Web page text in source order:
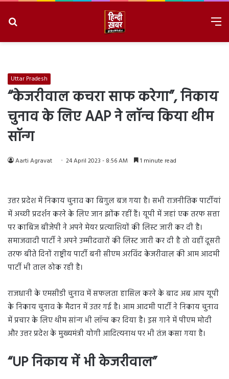
Uttar Pradesh
“केजरीवाल कचरा साफ करेगा”, निकाय
चुनाव के लिए AAP ने लॉन्च किया थीम
सॉन्ग
Aarti Agravat 24 April 2023 - 8:56 AM 1 minute read
उत्तर प्रदेश में निकाय चुनाव का बिगुल बज गया है। सभी राजनीतिक पार्टीयां
में अच्छी प्रदर्शन करने के लिए जान झोंक रहीं हैं। यूपी में जहां एक तरफ सत्ता
पर काबिज बीजेपी ने अपने मेयर प्रत्याशियों की लिस्ट जारी कर दी है।
समाजवादी पार्टी ने अपने उम्मीदवारों की लिस्ट जारी कर दी है तो वहीं दूसरी
तरफ बीते दिनों राष्ट्रीय पार्टी बनी सीएम अरविंद केजरीवाल की आम आदमी
पार्टी भी ताल ठोक रही है।
राजधानी के एमसीडी चुनाव में सफलता हासिल करने के बाद अब आप यूपी
के निकाय चुनाव के मैदान में उतर गई है। आम आदमी पार्टी ने निकाय चुनाव
में प्रचार के लिए थीम सांन्ग भी लॉन्च कर दिया है। इस गाने में पीएम मोदी
और उत्तर प्रदेश के मुख्यमंत्री योगी आदित्यनाथ पर भी तंज कसा गया है।
“UP निकाय में भी केजरीवाल”